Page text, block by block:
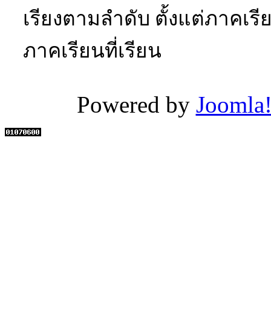
เรียงตามลำดับ ตั้งแต่ภาคเ
ภาคเรียนที่เรียน
Powered by